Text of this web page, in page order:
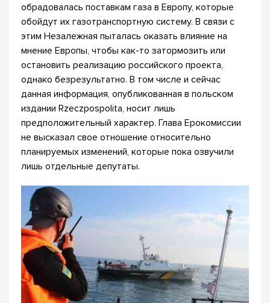
обрадовалась поставкам газа в Европу, которые
обойдут их газотранспортную систему. В связи с
этим Незалежная пыталась оказать влияние на
мнение Европы, чтобы как-то затормозить или
остановить реализацию российского проекта,
однако безрезультатно. В том числе и сейчас
данная информация, опубликованная в польском
издании Rzeczpospolita, носит лишь
предположительный характер. Глава Ерокомиссии
не высказал свое отношение относительно
планируемых изменений, которые пока озвучили
лишь отдельные депутаты.